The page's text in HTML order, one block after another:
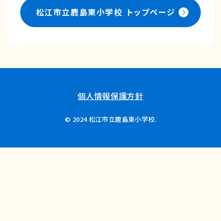
松江市立鹿島東小学校 トップページ
個人情報保護方針
© 2024 松江市立鹿島東小学校.